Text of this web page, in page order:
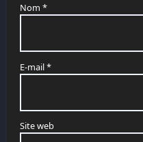
Nom *
E-mail*
Site web